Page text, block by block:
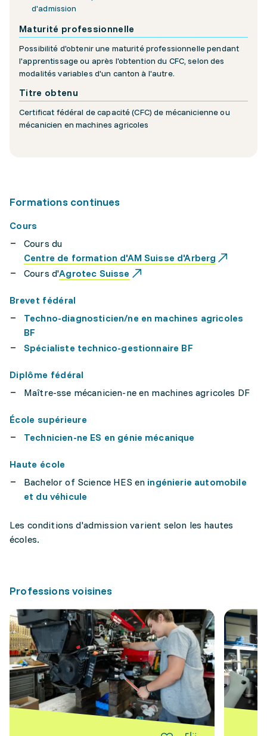
d'admission
Maturité professionnelle
Possibilité d'obtenir une maturité professionnelle pendant
l'apprentissage ou après l'obtention du CFC, selon des
modalités variables d'un canton à l'autre.
Titre obtenu
Certificat fédéral de capacité (CFC) de mécanicienne ou
mécanicien en machines agricoles
Formations continues
Cours
Cours du
Centre de formation d'AM Suisse d'Arberg
Cours d'Agrotec Suisse
Brevet fédéral
Techno-diagnosticien/ne en machines agricoles
BF
Spécialiste technico-gestionnaire BF
Diplôme fédéral
Maître-sse mécanicien-ne en machines agricoles DF
École supérieure
Technicien-ne ES en génie mécanique
Haute école
Bachelor of Science HES en ingénierie automobile
et du véhicule
Les conditions d'admission varient selon les hautes
écoles.
Professions voisines